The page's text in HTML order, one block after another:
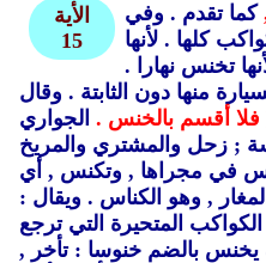
الأية
15
كما تقدم . وفي
كلها . لأنها
تخنس نهارا .
منها دون الثابتة . وقال
أقسم بالخنس . الجواري
; زحل والمشتري والمريخ
في مجراها , وتكنس , أي
, وهو الكناس . ويقال :
الكواكب المتحيرة التي ترجع
بالضم خنوسا : تأخر ,